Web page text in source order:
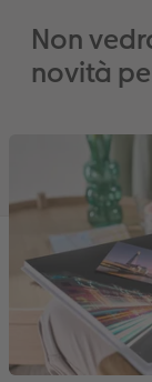
Non
novità